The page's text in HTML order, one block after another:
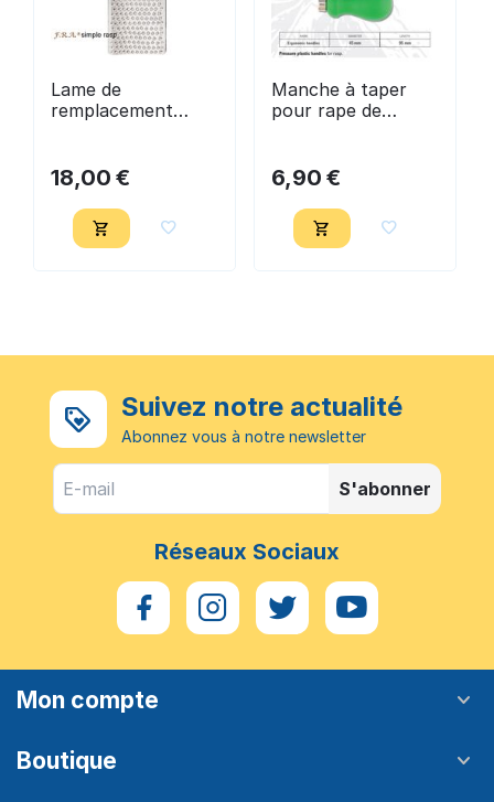
Lame de
remplacement
rouge - FRA
18,00 €
Manche à taper
pour rape de
6,90 €
Suivez notre actualité
Abonnez vous à notre newsletter
S'abonner
Réseaux Sociaux
Mon compte
Boutique